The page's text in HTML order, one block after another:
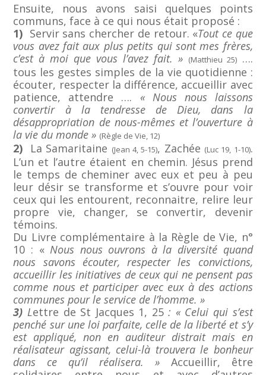
Ensuite, nous avons saisi quelques points
communs, face à ce qui nous était proposé :
1) Servir sans chercher de retour. «Tout ce que
vous avez fait aux plus petits qui sont mes frères,
c’est à moi que vous l’avez fait. » (Matthieu 25)….
tous les gestes simples de la vie quotidienne :
écouter, respecter la différence, accueillir avec
patience, attendre …. « Nous nous laissons
convertir à la tendresse de Dieu, dans la
désappropriation de nous-mêmes et l’ouverture à
la vie du monde » (Règle de Vie, 12)
2) La Samaritaine (Jean 4, 5-15), Zachée (Luc 19, 1-10).
L’un et l’autre étaient en chemin. Jésus prend
le temps de cheminer avec eux et peu à peu
leur désir se transforme et s’ouvre pour voir
ceux qui les entourent, reconnaitre, relire leur
propre vie, changer, se convertir, devenir
témoins.
Du Livre complémentaire à la Règle de Vie, n°
10 : «Nous nous ouvrons à la diversité quand
nous savons écouter, respecter les convictions,
accueillir les initiatives de ceux qui ne pensent pas
comme nous et participer avec eux à des actions
communes pour le service de l’homme. »
3) Lettre de St Jacques 1, 25: « Celui qui s’est
penché sur une loi parfaite, celle de la liberté et s’y
est appliqué, non en auditeur distrait mais en
réalisateur agissant, celui-là trouvera le bonheur
dans ce qu’il réalisera. » Accueillir, être